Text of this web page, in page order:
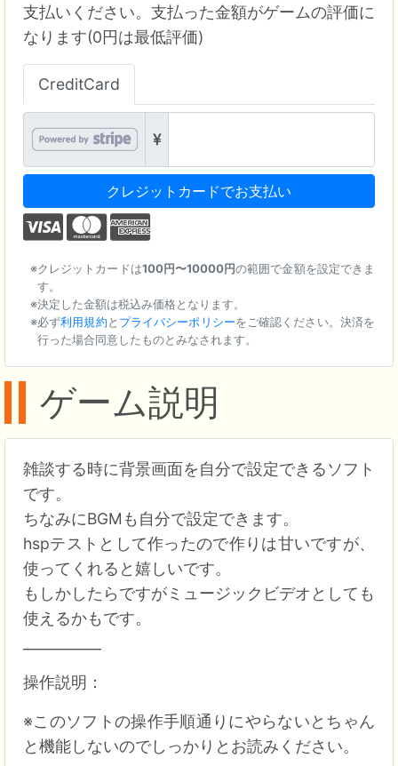
支払いください。支払った金額がゲームの評価に
なります(0円は最低評価)
CreditCard
クレジットカードでお支払い
クレジットカードは100円〜10000円の範囲で金額を設定できま
す。
決定した金額は税込み価格となります。
必ず利用規約と プライバシーポリシーをご確認ください。決済を
行った場合同意したものとみなされます。
ゲーム説明
雑談する時に背景画面を自分で設定できるソフト
です。
ちなみにBGMも自分で設定できます。
hspテストとして作ったので作りは甘いですが、
使ってくれると嬉しいです。
もしかしたらですがミュージックビデオとしても
使えるかもです。
操作説明：
※このソフトの操作手順通りにやらないとちゃん
と機能しないのでしっかりとお読みください。